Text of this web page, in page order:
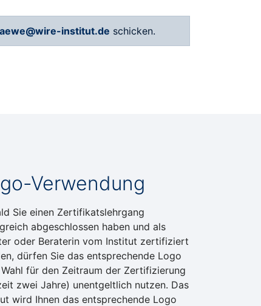
institut.de schicken.
Verwendung
Sie einen Zertifikatslehrgang
abgeschlossen haben und als
oder Beraterin vom Institut zertifiziert
dürfen Sie das entsprechende Logo
für den Zeitraum der Zertifizierung
zwei Jahre) unentgeltlich nutzen. Das
wird Ihnen das entsprechende Logo